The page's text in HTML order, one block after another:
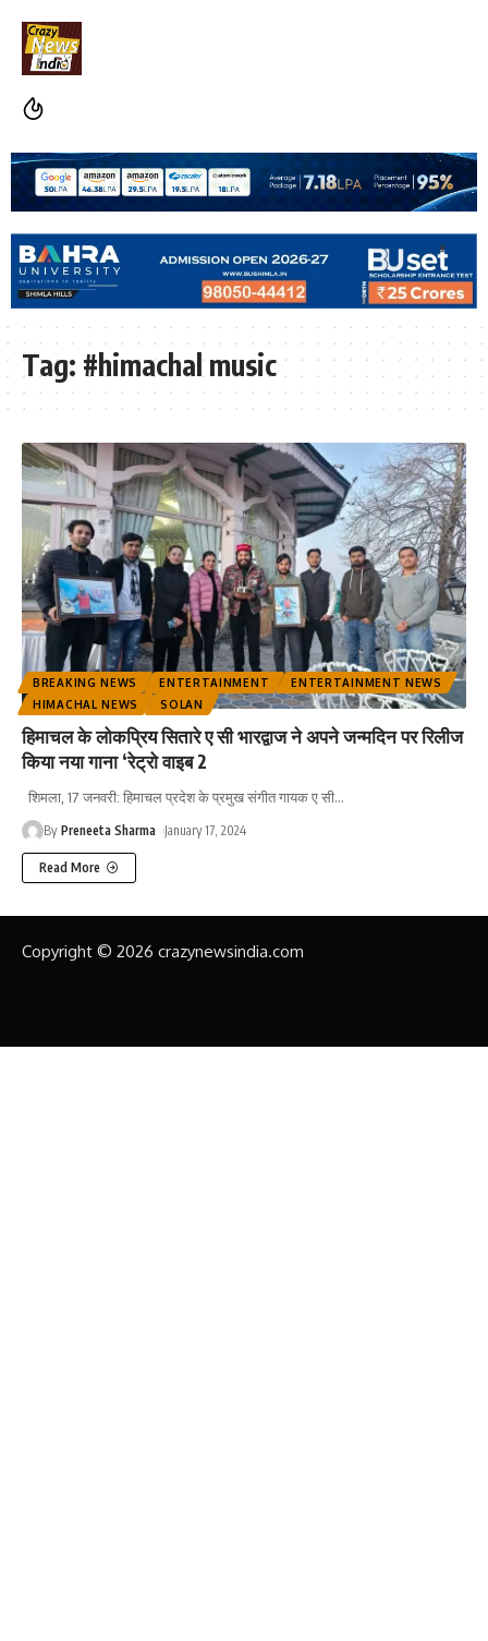
Tag: #himachal music
BREAKING NEWS ENTERTAINMENT
ENTERTAINMENT NEWS
HIMACHAL NEWS
SOLAN
हिमाचल के लोकप्रिय सितारे ए सी भारद्वाज ने अपने जन्मदिन पर रिलीज
किया नया गाना ‘रेट्रो वाइब 2
शिमला, 17 जनवरी: हिमाचल प्रदेश के प्रमुख संगीत गायक ए सी…
By Preneeta Sharma January 17, 2024
Read More
Copyright © 2026 crazynewsindia.com